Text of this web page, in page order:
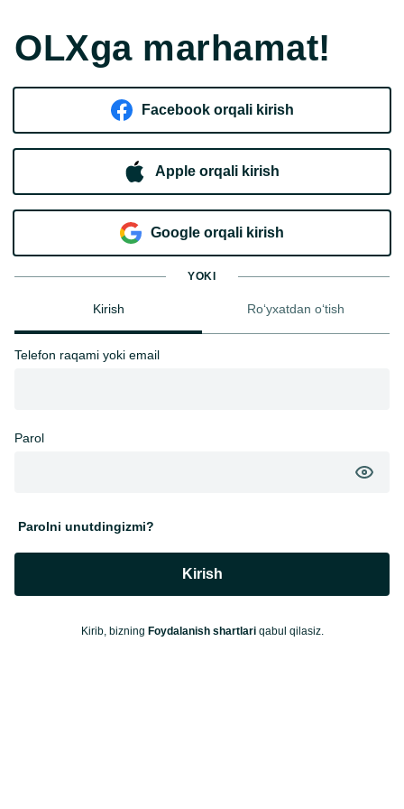
OLXga marhamat!
Facebook orqali kirish​
Apple orqali kirish
Goo​g​le orqali kirish
YOKI
Kirish Ro‘yxatdan o‘tish
Telefon raqami yoki email
Parol
Parolni unutdingizmi?
Kirish
Kirib, bizning Foydalanish shartlariqabul qilasiz.